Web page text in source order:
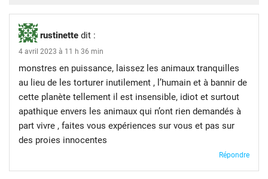
rustinette dit :
4 avril 2023 à 11 h 36 min
monstres en puissance, laissez les animaux tranquilles
au lieu de les torturer inutilement , l’humain et à bannir de
cette planète tellement il est insensible, idiot et surtout
apathique envers les animaux qui n’ont rien demandés à
part vivre , faites vous expériences sur vous et pas sur
des proies innocentes
Répondre